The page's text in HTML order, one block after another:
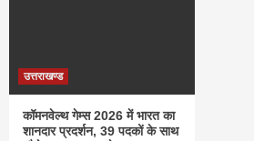
उत्तराखण्ड
कॉमनवेल्थ गेम्स 2026 में भारत का
शानदार प्रदर्शन, 39 पदकों के साथ